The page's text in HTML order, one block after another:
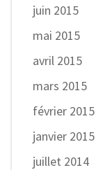
juin 2015
mai 2015
avril 2015
mars 2015
février 2015
janvier 2015
juillet 2014